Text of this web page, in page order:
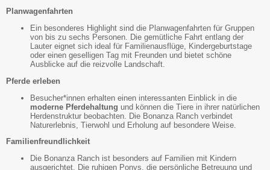
Planwagenfahrten
Ein besonderes Highlight sind die Planwagenfahrten für Gruppen
von bis zu sechs Personen. Die gemütliche Fahrt entlang der
Lauter eignet sich ideal für Familienausflüge, Kindergeburtstage
oder einen geselligen Tag mit Freunden und bietet schöne
Ausblicke auf die reizvolle Landschaft.
Pferde erleben
Besucher*innen erhalten einen interessanten Einblick in die
moderne Pferdehaltung und können die Tiere in ihrer natürlichen
Herdenstruktur beobachten. Die Bonanza Ranch verbindet
Naturerlebnis, Tierwohl und Erholung auf besondere Weise.
Familienfreundlichkeit
Die Bonanza Ranch ist besonders auf Familien mit Kindern
ausgerichtet. Die ruhigen Ponys, die persönliche Betreuung und